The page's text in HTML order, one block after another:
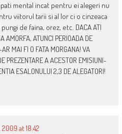
mental incat pentru ei alegeri nu
viitorul tarii si al lor ci o cinzeaca
de faina, orez, etc. DACA ATI
AMORFA, ATUNCI PERIOADA DE
MAI FI O FATA MORGANA! VA
PREZENTARE A ACESTOR EMISIUNI-
ESALONULUI 2,3 DE ALEGATORI!
at 18:42